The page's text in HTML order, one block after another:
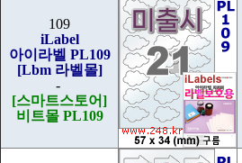
109
iLabel
아이라벨 PL109
[Lbm 라벨몰]
-
[스마트스토어]
비트몰 PL109